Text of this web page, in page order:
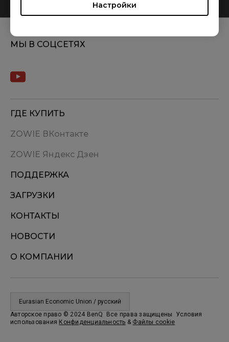
Настройки
МЫ В СОЦСЕТЯХ
ГДЕ КУПИТЬ
ZOWIE ВКонтакте
ZOWIE Яндекс Дзен
ПОДДЕРЖКА
ЗАГРУЗКИ
КОНТАКТЫ
НОВОСТИ
О КОМПАНИИ
Eurasian Economic Union / русский
Авторское право © 2024 BenQ. Все права защищены. Условия
использования Конфиденциальность & Файлы cookie